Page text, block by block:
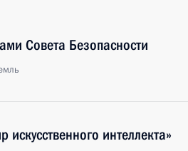
Совета Безопасности
интеллекта»